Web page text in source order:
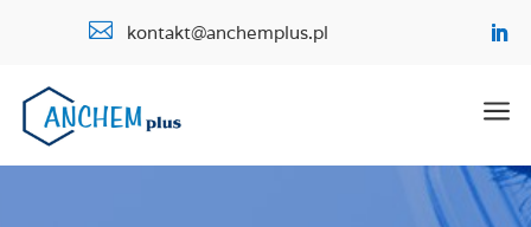
 kontakt@anchemplus.pl
a